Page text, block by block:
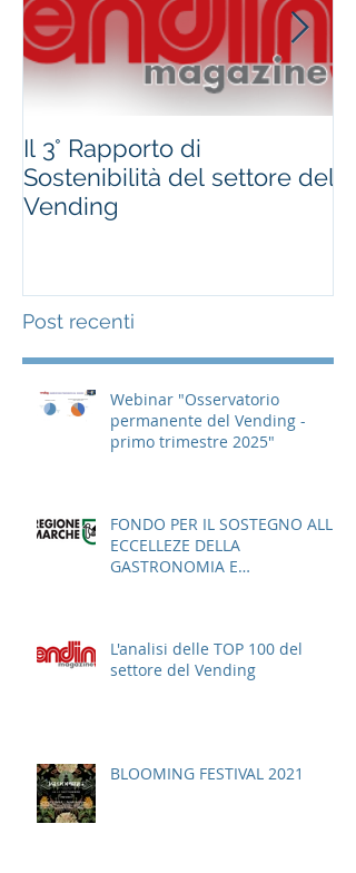
Il 3° Rapporto di
Sostenibilità del settore del
Vending
Post recenti
Webinar "Osservatorio
permanente del Vending -
primo trimestre 2025"
FONDO PER IL SOSTEGNO ALLE
ECCELLEZE DELLA
GASTRONOMIA E
L'analisi delle TOP 100 del
settore del Vending
BLOOMING FESTIVAL 2021